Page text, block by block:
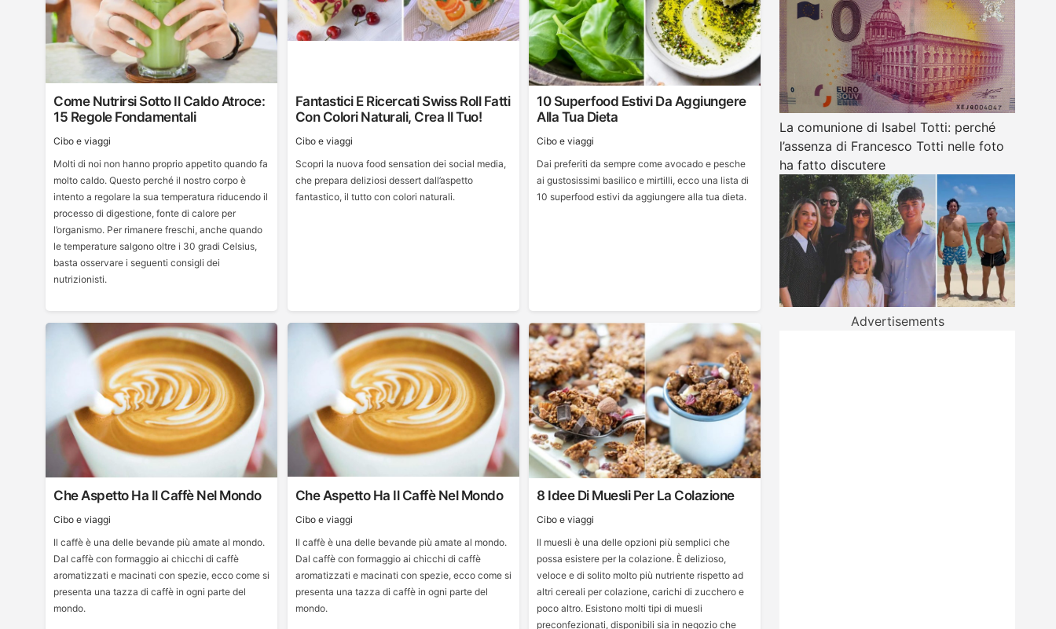
Come Nutrirsi Sotto Il Caldo Atroce:
15 Regole Fondamentali
Cibo e viaggi
Molti di noi non hanno proprio appetito quando fa
molto caldo. Questo perché il nostro corpo è
intento a regolare la sua temperatura riducendo il
processo di digestione, fonte di calore per
l’organismo. Per rimanere freschi, anche quando
le temperature salgono oltre i 30 gradi Celsius,
basta osservare i seguenti consigli dei
nutrizionisti.
Fantastici E Ricercati Swiss Roll Fatti
Con Colori Naturali, Crea Il Tuo!
Cibo e viaggi
Scopri la nuova food sensation dei social media,
che prepara deliziosi dessert dall’aspetto
fantastico, il tutto con colori naturali.
10 Superfood Estivi Da Aggiungere
Alla Tua Dieta
Cibo e viaggi
Dai preferiti da sempre come avocado e pesche
ai gustosissimi basilico e mirtilli, ecco una lista di
10 superfood estivi da aggiungere alla tua dieta.
Che Aspetto Ha Il Caffè Nel Mondo
Cibo e viaggi
Il caffè è una delle bevande più amate al mondo.
Dal caffè con formaggio ai chicchi di caffè
aromatizzati e macinati con spezie, ecco come si
presenta una tazza di caffè in ogni parte del
mondo.
Che Aspetto Ha Il Caffè Nel Mondo
Cibo e viaggi
Il caffè è una delle bevande più amate al mondo.
Dal caffè con formaggio ai chicchi di caffè
aromatizzati e macinati con spezie, ecco come si
presenta una tazza di caffè in ogni parte del
mondo.
8 Idee Di Muesli Per La Colazione
Cibo e viaggi
Il muesli è una delle opzioni più semplici che
possa esistere per la colazione. È delizioso,
veloce e di solito molto più nutriente rispetto ad
altri cereali per colazione, carichi di zucchero e
poco altro. Esistono molti tipi di muesli
preconfezionati, disponibili sia in negozio che
La comunione di Isabel Totti: perché
l’assenza di Francesco Totti nelle foto
ha fatto discutere
Advertisements